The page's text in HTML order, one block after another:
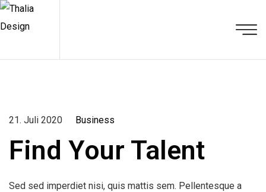
21. Juli 2020 Business
Find Your Talent
Sed sed imperdiet nisi, quis mattis sem. Pellentesque a